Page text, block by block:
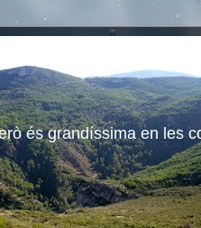
és grandíssima en les